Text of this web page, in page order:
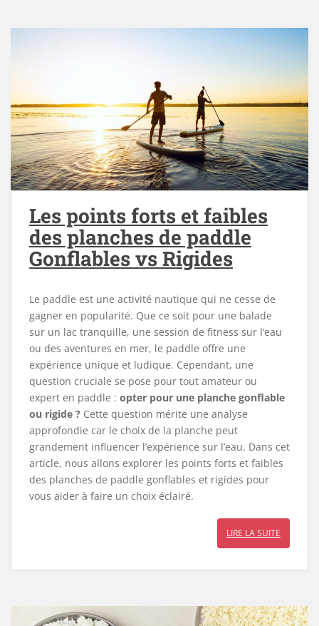
Les points forts et faibles
des planches de paddle
Gonflables vs Rigides
Le paddle est une activité nautique qui ne cesse de
gagner en popularité. Que ce soit pour une balade
sur un lac tranquille, une session de fitness sur l’eau
ou des aventures en mer, le paddle offre une
expérience unique et ludique. Cependant, une
question cruciale se pose pour tout amateur ou
expert en paddle : opter pour une planche gonflable
ou rigide ? Cette question mérite une analyse
approfondie car le choix de la planche peut
grandement influencer l’expérience sur l’eau. Dans cet
article, nous allons explorer les points forts et faibles
des planches de paddle gonflables et rigides pour
vous aider à faire un choix éclairé.
LIRE LA SUITE